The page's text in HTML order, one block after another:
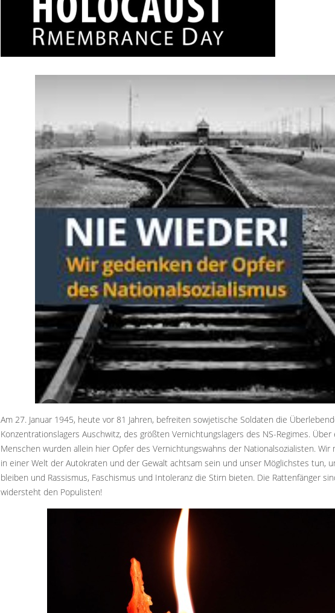
Am 27. Januar 1945, heute vor 81 Jahren, befreiten sowjetische Soldaten die
Konzentrationslagers Auschwitz, des größten Vernichtungslagers des NS-Regimes. Über
Menschen wurden allein hier Opfer des Vernichtungswahns der Nationalsozialisten. Wir
in einer Welt der Autokraten und der Gewalt achtsam sein und unser Möglichstes tun,
bleiben und Rassismus, Faschismus und Intoleranz die Stirn bieten. Die Rattenfänger
widersteht den Populisten!